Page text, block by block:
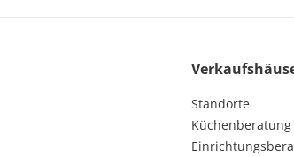
Standorte
Küchenberatung